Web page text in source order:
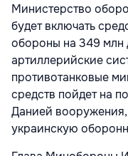
Министерство
будет включать
обороны на 349 млн
артиллерийские
противотанковые
средств пойдет на
Данией
украинскую